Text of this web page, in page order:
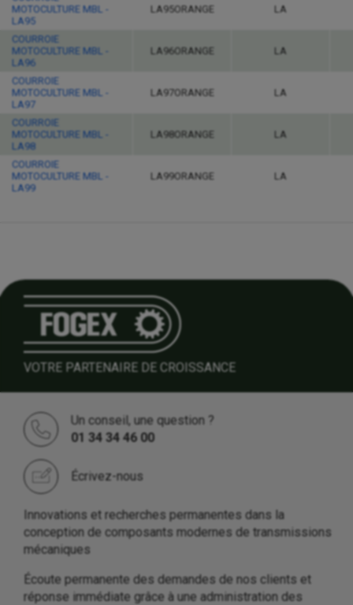
MOTOCULTURE MBL -
LA95
LA95ORANGE LA
COURROIE
MOTOCULTURE MBL -
LA96
LA96ORANGE LA
COURROIE
MOTOCULTURE MBL -
LA97
LA97ORANGE LA
COURROIE
MOTOCULTURE MBL -
LA98
LA98ORANGE LA
COURROIE
MOTOCULTURE MBL -
LA99
LA99ORANGE LA
VOTRE PARTENAIRE DE CROISSANCE
Un conseil, une question ?
01 34 34 46 00
Écrivez-nous
Innovations et recherches permanentes dans la
conception de composants modernes de transmissions
mécaniques
Écoute permanente des demandes de nos clients et
réponse immédiate grâce à une administration des